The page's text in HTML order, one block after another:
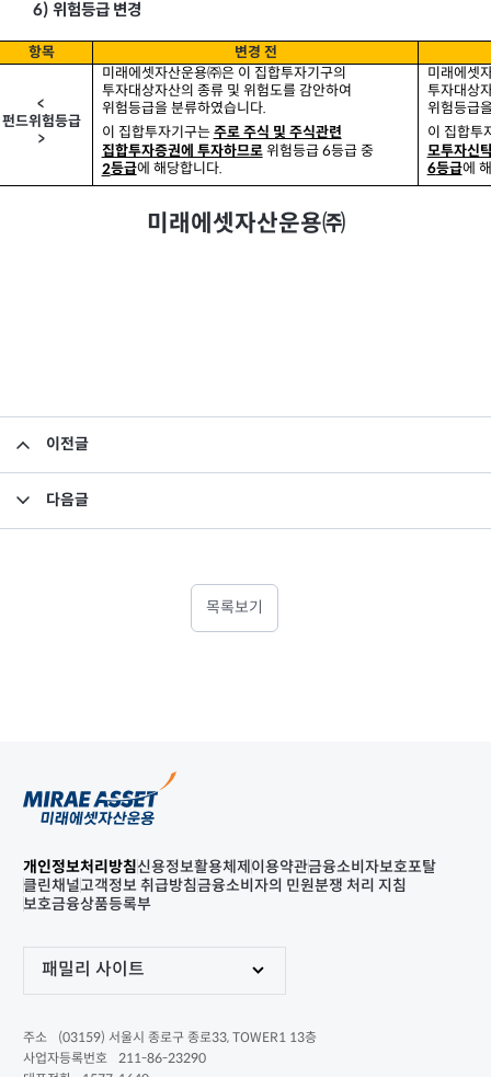
6)위험등급 변경
항목 변경 전
<
펀드위험등급
>
미래에셋자산운용㈜은 이 집합투자기구의
투자대상자산의 종류 및 위험도를 감안하여
위험등급을 분류하였습니다.
이 집합투자기구는주로 주식 및 주식관련
집합투자증권에 투자하므로위험등급6등급 중
2등급에 해당합니다.
미래에셋
투자대상
위험등급
이 집합투
모투자신
6등급에
미래에셋자산운용㈜
이전글
다음글
목록보기
개인정보처리방침신용정보활용체제 이용약관금융소비자보호포탈
클린채널고객정보 취급방침금융소비자의 민원분쟁 처리 지침
보호금융상품등록부
패밀리 사이트
주소
(03159) 서울시 종로구 종로33, TOWER1 13층
사업자등록번호
211-86-23290